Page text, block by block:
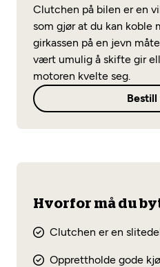
Diagnose/Feilsøking
Se alle (52)
Mekonomen
Mekonomen
Fritt verkstedvalg
Lønnsomt valg
Mobilitetsgaranti
Nybilgaranti og
Opprett
Clutchen på bilen er en
som gjør at du kan koble
girkassen på en jevn
vært umulig å skifte gir
motoren kvelte seg.
Hvorfor må du
Clutchen er en
Opprettholde gode